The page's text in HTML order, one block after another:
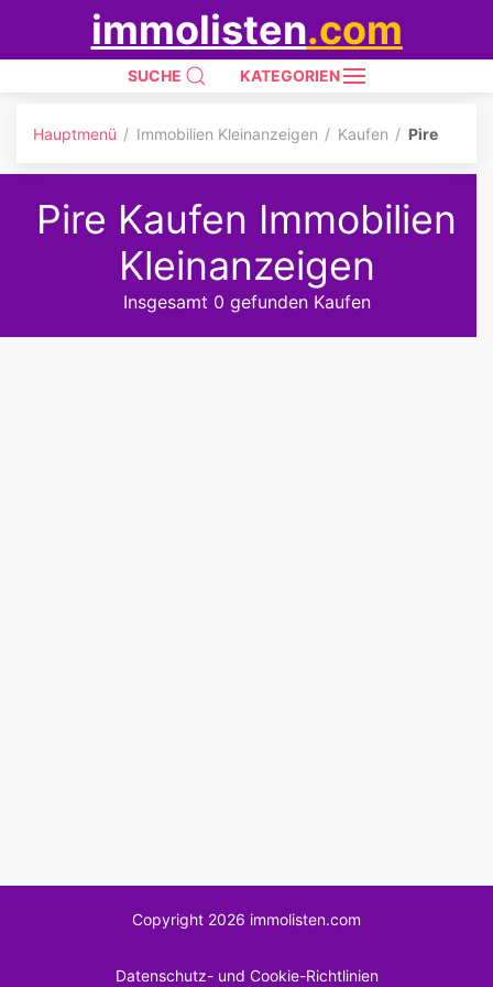
immolisten.com
SUCHE KATEGORIEN
Hauptmenü Immobilien Kleinanzeigen Kaufen Pire
Pire Kaufen Immobilien
Kleinanzeigen
Insgesamt 0 gefunden Kaufen
Copyright 2026 immolisten.com
Datenschutz- und Cookie-Richtlinien